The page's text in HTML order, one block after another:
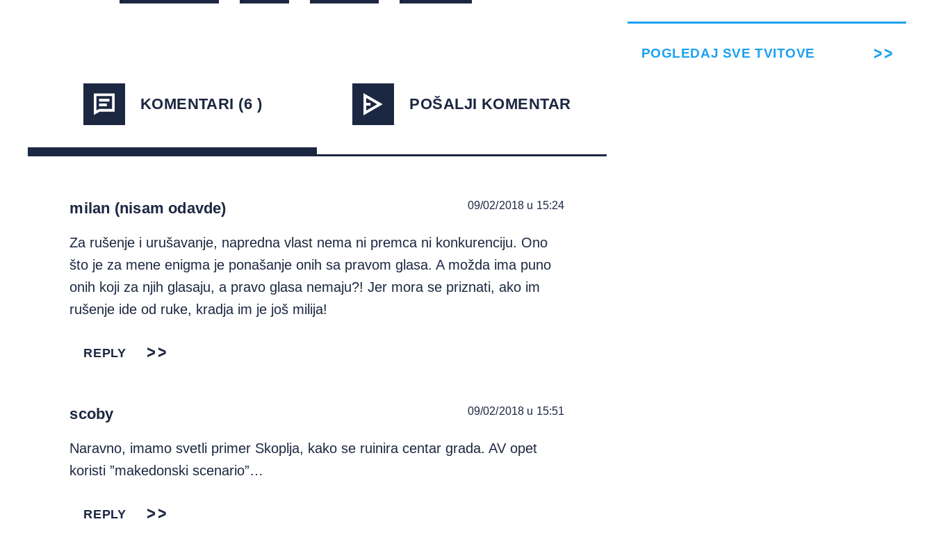
KOMENTARI (6 ) POŠALJI KOMENTAR
milan (nisam odavde) 09/02/2018 u 15:24
Za rušenje i urušavanje, napredna vlast nema ni premca ni konkurenciju. Ono
što je za mene enigma je ponašanje onih sa pravom glasa. A možda ima puno
onih koji za njih glasaju, a pravo glasa nemaju?! Jer mora se priznati, ako im
rušenje ide od ruke, kradja im je još milija!
REPLY
scoby 09/02/2018 u 15:51
Naravno, imamo svetli primer Skoplja, kako se ruinira centar grada. AV opet
koristi ”makedonski scenario”…
REPLY
POGLEDAJ SVE TVITOVE